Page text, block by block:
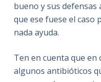
bueno y sus defensas
que ese fuese el caso
nada ayuda.
Ten en cuenta que
algunos antibióticos